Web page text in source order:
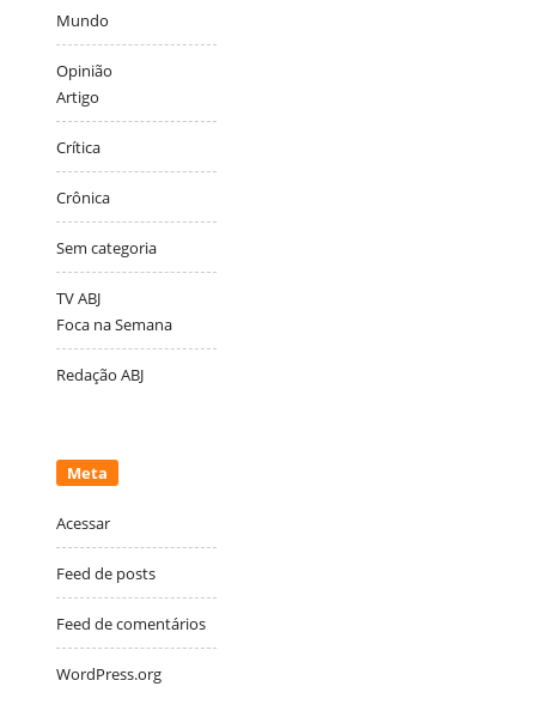
Mundo
Opinião
Artigo
Crítica
Crônica
Sem categoria
TV ABJ
Foca na Semana
Redação ABJ
Meta
Acessar
Feed de posts
Feed de comentários
WordPress.org